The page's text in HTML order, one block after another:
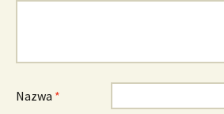
Nazwa *